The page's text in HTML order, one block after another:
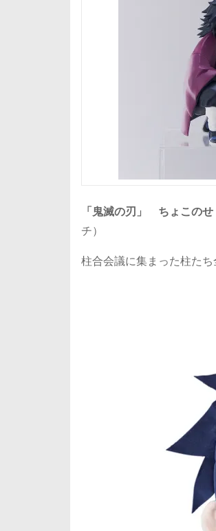
「鬼滅の刃」 ちょこの
チ）
柱合会議に集まった柱た